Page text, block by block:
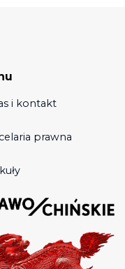
i kontakt
prawna